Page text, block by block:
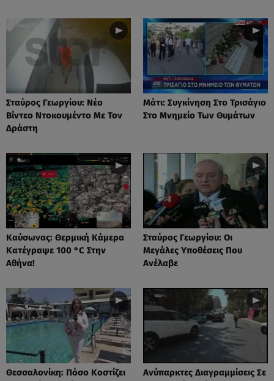
Σταύρος Γεωργίου: Νέο
Βίντεο Ντοκουμέντο Με Τον
Δράστη
Μάτι: Συγκίνηση Στο Τρισάγιο
Στο Μνημείο Των Θυμάτων
Καύσωνας: Θερμική Κάμερα
Κατέγραψε 100 °C Στην
Αθήνα!
Σταύρος Γεωργίου: Οι
Μεγάλες Υποθέσεις Που
Ανέλαβε
Θεσσαλονίκη: Πόσο Κοστίζει
Ανύπαρκτες Διαγραμμίσεις Σε